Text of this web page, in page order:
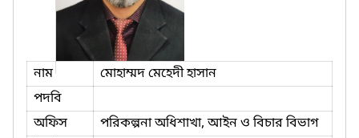
নাম
মোহাম্মদ মেহেদী হাসান
পদবি
অফিস
পরিকল্পনা অধিশাখা, আইন ও বিচার বিভাগ